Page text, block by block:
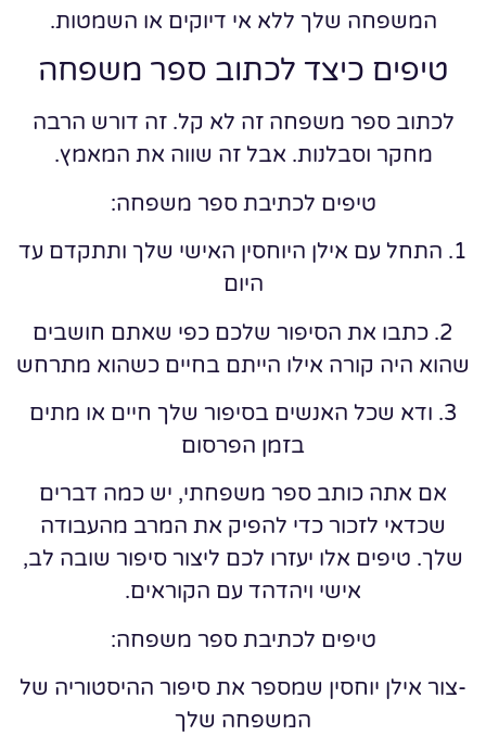
המשפחה שלך ללא אי דיוקים או השמטות.
טיפים כיצד לכתוב ספר משפחה
לכתוב ספר משפחה זה לא קל. זה דורש הרבה
מחקר וסבלנות. אבל זה שווה את המאמץ.
טיפים לכתיבת ספר משפחה:
1. התחל עם אילן היוחסין האישי שלך ותתקדם עד
היום
2. כתבו את הסיפור שלכם כפי שאתם חושבים
שהוא היה קורה אילו הייתם בחיים כשהוא מתרחש
3. ודא שכל האנשים בסיפור שלך חיים או מתים
בזמן הפרסום
אם אתה כותב ספר משפחתי, יש כמה דברים
שכדאי לזכור כדי להפיק את המרב מהעבודה
שלך. טיפים אלו יעזרו לכם ליצור סיפור שובה לב,
אישי ויהדהד עם הקוראים.
טיפים לכתיבת ספר משפחה:
-צור אילן יוחסין שמספר את סיפור ההיסטוריה של
המשפחה שלך